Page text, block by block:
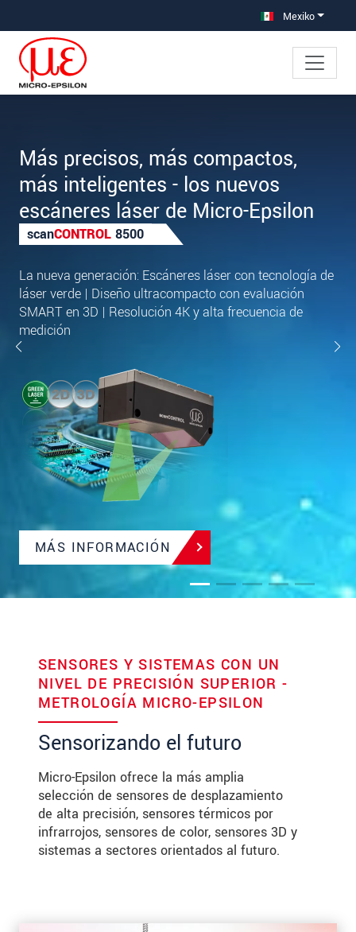
Saltar directamente a la navegación principal Mexiko
Más precisos, más compactos,
más inteligentes - los nuevos
escáneres láser de Micro-Epsilon
scanCONTROL 8500
La nueva generación: Escáneres láser con tecnología de
láser verde | Diseño ultracompacto con evaluación
SMART en 3D | Resolución 4K y alta frecuencia de
medición
MÁS INFORMACIÓN
SENSORES Y SISTEMAS CON UN
NIVEL DE PRECISIÓN SUPERIOR -
METROLOGÍA MICRO-EPSILON
Sensorizando el futuro
Micro-Epsilon ofrece la más amplia
selección de sensores de desplazamiento
de alta precisión, sensores térmicos por
infrarrojos, sensores de color, sensores 3D y
sistemas a sectores orientados al futuro.